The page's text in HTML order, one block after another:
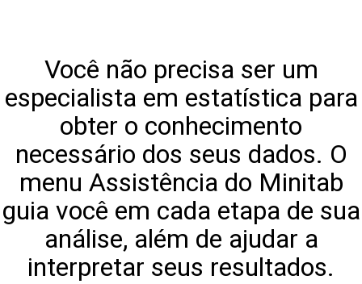
Você não precisa ser um
especialista em estatística para
obter o conhecimento
necessário dos seus dados. O
menu Assistência do Minitab
guia você em cada etapa de sua
análise, além de ajudar a
interpretar seus resultados.